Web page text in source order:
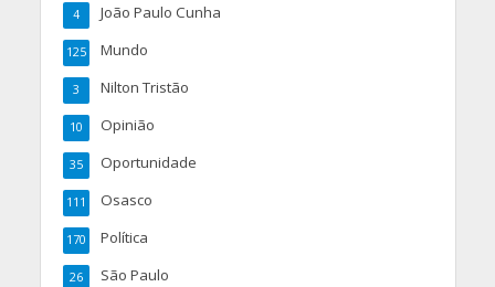
João Paulo Cunha
4
Mundo
125
Nilton Tristão
3
Opinião
10
Oportunidade
35
Osasco
111
Política
170
São Paulo
26